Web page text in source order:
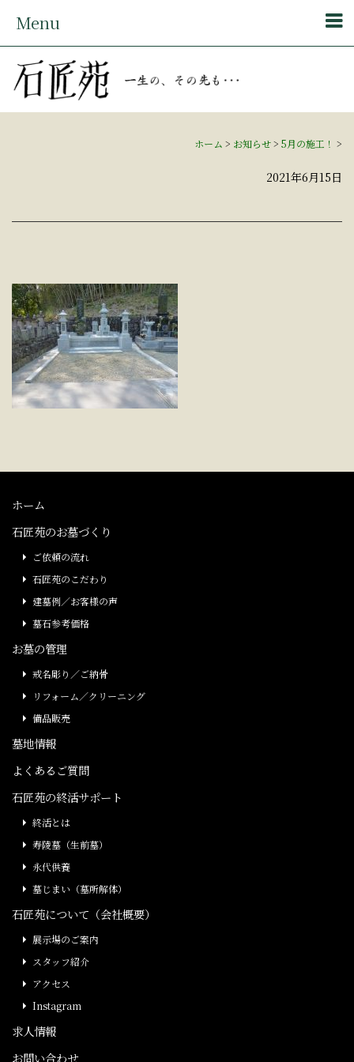
Menu
ホーム > お知らせ> 5月の施工！ >
2021年6月15日
ホーム
石匠苑のお墓づくり
ご依頼の流れ
石匠苑のこだわり
建墓例／お客様の声
墓石参考価格
お墓の管理
戒名彫り／ご納骨
リフォーム／クリーニング
備品販売
墓地情報
よくあるご質問
石匠苑の終活サポート
終活とは
寿陵墓（生前墓）
永代供養
墓じまい（墓所解体）
石匠苑について（会社概要）
展示場のご案内
スタッフ紹介
アクセス
Instagram
求人情報
お問い合わせ